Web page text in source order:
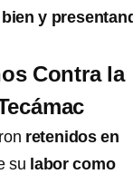
y
Contra la
retenidos en
su labor como